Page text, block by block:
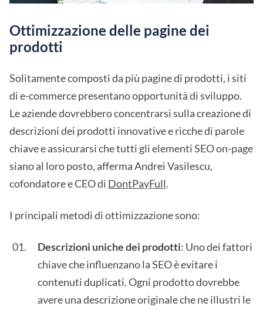
Ottimizzazione delle pagine dei
prodotti
Solitamente composti da più pagine di prodotti, i siti
di e-commerce presentano opportunità di sviluppo.
Le aziende dovrebbero concentrarsi sulla creazione di
descrizioni dei prodotti innovative e ricche di parole
chiave e assicurarsi che tutti gli elementi SEO on-page
siano al loro posto, afferma Andrei Vasilescu,
cofondatore e CEO di DontPayFull.
I principali metodi di ottimizzazione sono:
Descrizioni uniche dei prodotti: Uno dei fattori
chiave che influenzano la SEO è evitare i
contenuti duplicati. Ogni prodotto dovrebbe
avere una descrizione originale che ne illustri le